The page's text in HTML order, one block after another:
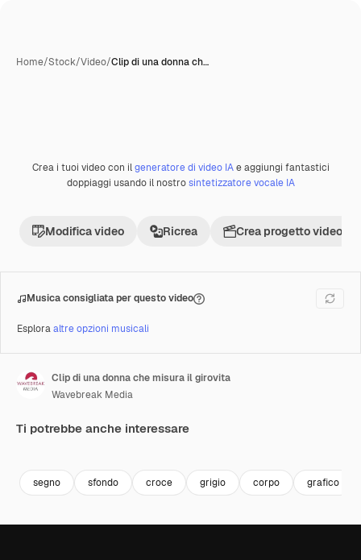
Home/Stock/Video/Clip di una donna ch…
Premium
Crea i tuoi video con ilgeneratore di video IAe aggiungi fantastici
doppiaggi usando il nostrosintetizzatore vocale IA
Modifica video Ricrea Crea progetto video
Musica consigliata per questo video
Esploraaltre opzioni musicali
Clip di una donna che misura il girovita
Wavebreak Media
Ti potrebbe anche interessare
segno sfondo croce grigio corpo grafico